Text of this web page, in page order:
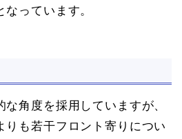
っています。
な角度を採用していますが、
りも若干フロント寄りについ